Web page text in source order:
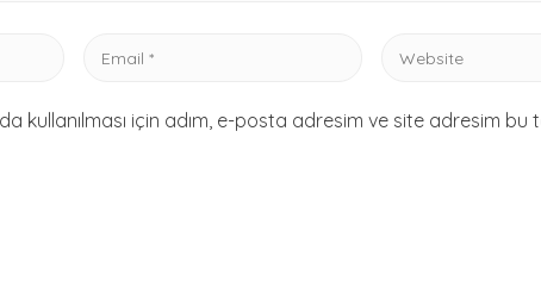
Email
Website
kullanılması için adım, e-posta adresim ve site adresim bu